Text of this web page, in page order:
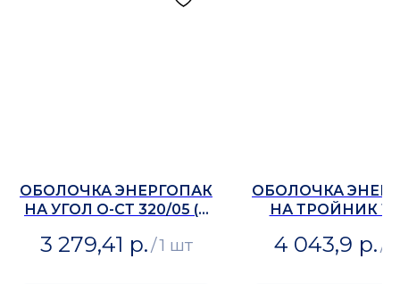
ОБОЛОЧКА ЭНЕРГОПАК
НА УГОЛ О-СТ 320/05 (R
3 279,41 р./1 шт
ОБОЛОЧКА
НА ТРОЙНИК
4 043,9 р./